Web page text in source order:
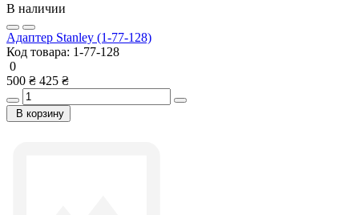
В наличии
Адаптер Stanley (1-77-128)
Код товара: 1-77-128
0
500 ₴ 425 ₴
В корзину